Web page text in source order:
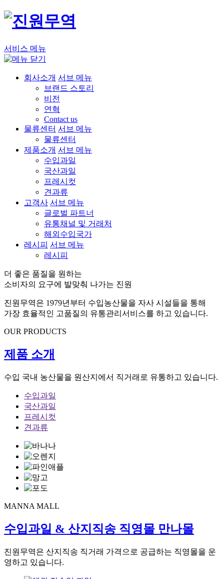
서비스 메뉴
회사소개 서브 메뉴
브랜드 스토리
비전
연혁
Contact us
물류센터 서브 메뉴
물류센터
제품소개 서브 메뉴
수입과일
국산과일
프레시컷
견과류
고객사 서브 메뉴
글로벌 파트너
유통채널 및 거래처
해외수입국가
레시피 서브 메뉴
레시피
더 좋은 품질을 원하는
소비자의 요구에 발맞춰 나가는 진원
진원무역은 1979년부터 수입농산물을 자사 시설들을 통해
가장 효율적인 고품질의 유통관리서비스를 하고 있습니다.
OUR PRODUCTS
제품 소개
수입 국내 농산물을 원산지에서 직거래로 유통하고 있습니다.
수입과일
국산과일
프레시컷
견과류
MANNA MALL
수입과일 & 산지직송 직영몰 만나몰
진원무역은 산지직송 직거래 가격으로 공급하는 직영몰을 운
영하고 있습니다.